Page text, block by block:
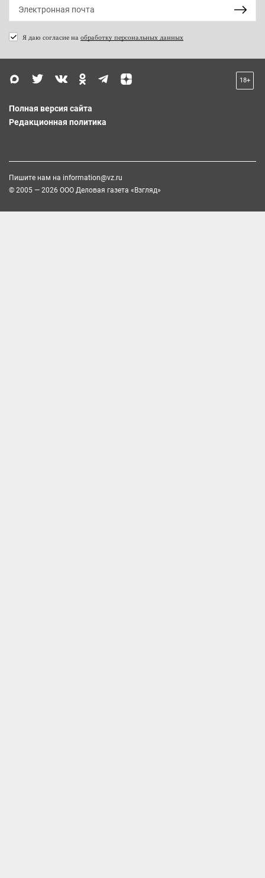
Я даю согласие на обработку персональных данных
18+
Полная версия сайта
Редакционная политика
Пишите нам на information@vz.ru
© 2005 — 2026 ООО Деловая газета «Взгляд»